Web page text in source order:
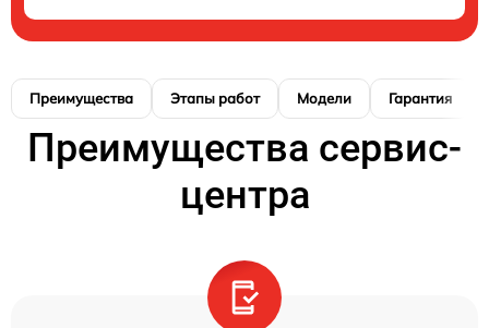
Преимущества Этапы работ Модели Гарантия
Преимущества сервис-
центра